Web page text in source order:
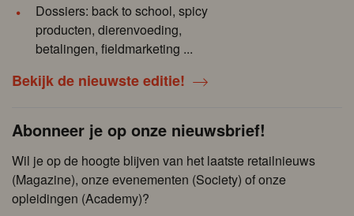
Dossiers: back to school, spicy
producten, dierenvoeding,
betalingen, fieldmarketing ...
Bekijk de nieuwste editie!
Abonneer je op onze nieuwsbrief!
Wil je op de hoogte blijven van het laatste retailnieuws
(Magazine), onze evenementen (Society) of onze
opleidingen (Academy)?